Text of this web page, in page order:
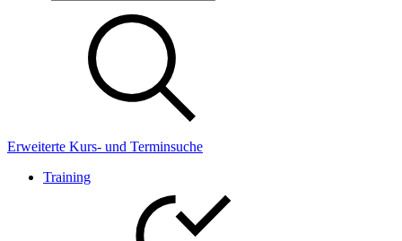
Erweiterte Kurs- und Terminsuche
Training